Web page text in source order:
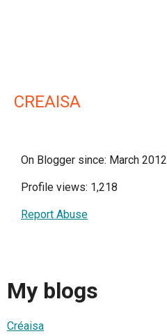
CREAISA
On Blogger since: March 2012
Profile views: 1,218
Report Abuse
My blogs
Créaisa